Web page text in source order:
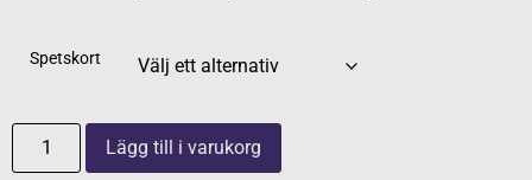
Spetskort
Lägg till i varukorg